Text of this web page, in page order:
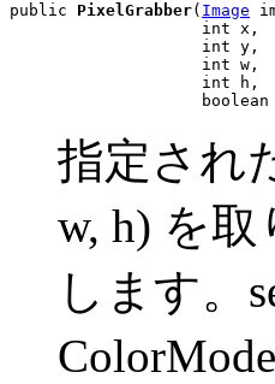
public PixelGrabber( Image
                    int x,
                    int y,
                    int w,
                    int h,
boolean
指定され
w, h) を
します。